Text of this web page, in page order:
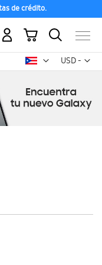
de crédito.
USD -
dólar
Mi carrito